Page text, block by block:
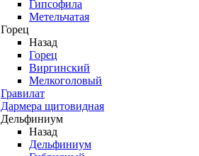
Гипсофила
Метельчатая
Горец
Назад
Горец
Виргинский
Мелкоголовый
Гравилат
Дармера щитовидная
Дельфиниум
Назад
Дельфиниум